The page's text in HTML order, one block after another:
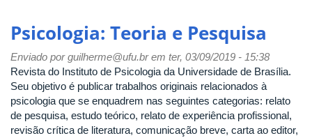
Psicologia: Teoria e Pesquisa
Enviado porguilherme@ufu.brem ter, 03/09/2019 - 15:38
Revista do Instituto de Psicologia da Universidade de Brasília.
Seu objetivo é publicar trabalhos originais relacionados à
psicologia que se enquadrem nas seguintes categorias: relato
de pesquisa, estudo teórico, relato de experiência profissional,
revisão crítica de literatura, comunicação breve, carta ao editor,